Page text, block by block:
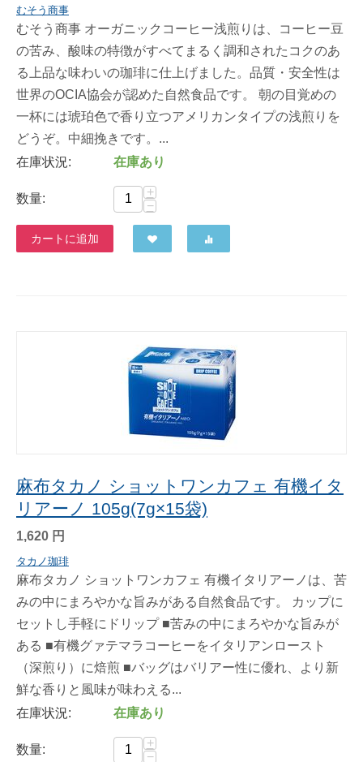
むそう商事
むそう商事 オーガニックコーヒー浅煎りは、コーヒー豆
の苦み、酸味の特徴がすべてまるく調和されたコクのあ
る上品な味わいの珈琲に仕上げました。品質・安全性は
世界のOCIA協会が認めた自然食品です。 朝の目覚めの
一杯には琥珀色で香り立つアメリカンタイプの浅煎りを
どうぞ。中細挽きです。...
在庫状況:
在庫あり
数量:
+
−
カートに追加
麻布タカノ ショットワンカフェ 有機イタ
リアーノ 105g(7g×15袋)
1,620 円
タカノ珈琲
麻布タカノ ショットワンカフェ 有機イタリアーノは、苦
みの中にまろやかな旨みがある自然食品です。 カップに
セットし手軽にドリップ ■苦みの中にまろやかな旨みが
ある ■有機グァテマラコーヒーをイタリアンロースト
（深煎り）に焙煎 ■バッグはバリアー性に優れ、より新
鮮な香りと風味が味わえる...
在庫状況:
在庫あり
数量:
+
−